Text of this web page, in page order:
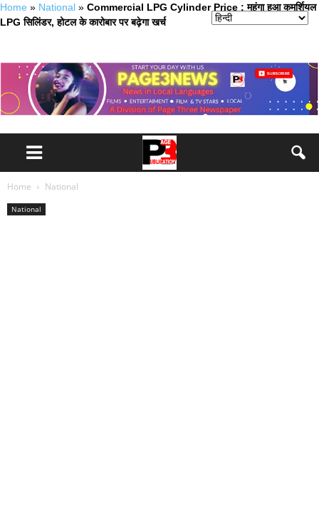
Home » National » Commercial LPG Cylinder Price : महंगा हुआ कमर्शियल
LPG सिलिंडर, होटल के कारोबार पर बढ़ेगा खर्च
Home National
National